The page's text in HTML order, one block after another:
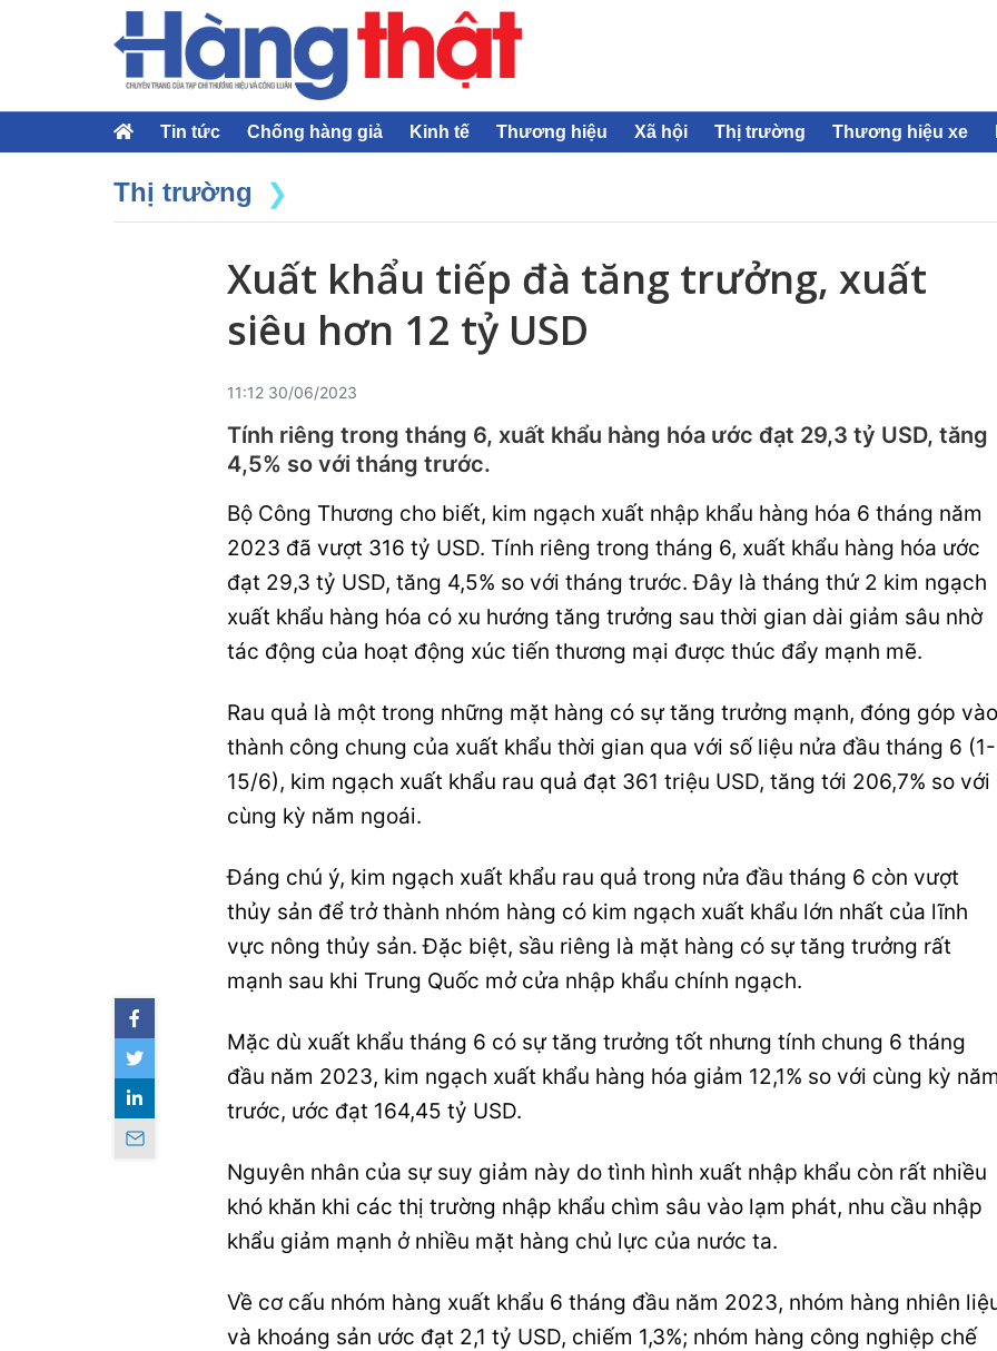
Tin tức Chống hàng giả Kinh tế Thương hiệu Xã hội Thị trường Thương hiệu xe
Thị trường
Xuất khẩu tiếp đà tăng trưởng, xuất
siêu hơn 12 tỷ USD
11:12 30/06/2023
Tính riêng trong tháng 6, xuất khẩu hàng hóa ước đạt 29,3 tỷ USD, tăng
4,5% so với tháng trước.
Bộ Công Thương cho biết, kim ngạch xuất nhập khẩu hàng hóa 6 tháng năm
2023 đã vượt 316 tỷ USD. Tính riêng trong tháng 6, xuất khẩu hàng hóa ước
đạt 29,3 tỷ USD, tăng 4,5% so với tháng trước. Đây là tháng thứ 2 kim ngạch
xuất khẩu hàng hóa có xu hướng tăng trưởng sau thời gian dài giảm sâu nhờ
tác động của hoạt động xúc tiến thương mại được thúc đẩy mạnh mẽ.
Rau quả là một trong những mặt hàng có sự tăng trưởng mạnh, đóng góp vào
thành công chung của xuất khẩu thời gian qua với số liệu nửa đầu tháng 6 (1-
15/6), kim ngạch xuất khẩu rau quả đạt 361 triệu USD, tăng tới 206,7% so với
cùng kỳ năm ngoái.
Đáng chú ý, kim ngạch xuất khẩu rau quả trong nửa đầu tháng 6 còn vượt
thủy sản để trở thành nhóm hàng có kim ngạch xuất khẩu lớn nhất của lĩnh
vực nông thủy sản. Đặc biệt, sầu riêng là mặt hàng có sự tăng trưởng rất
mạnh sau khi Trung Quốc mở cửa nhập khẩu chính ngạch.
Mặc dù xuất khẩu tháng 6 có sự tăng trưởng tốt nhưng tính chung 6 tháng
đầu năm 2023, kim ngạch xuất khẩu hàng hóa giảm 12,1% so với cùng kỳ
trước, ước đạt 164,45 tỷ USD.
Nguyên nhân của sự suy giảm này do tình hình xuất nhập khẩu còn rất nhiều
khó khăn khi các thị trường nhập khẩu chìm sâu vào lạm phát, nhu cầu nhập
khẩu giảm mạnh ở nhiều mặt hàng chủ lực của nước ta.
Về cơ cấu nhóm hàng xuất khẩu 6 tháng đầu năm 2023, nhóm hàng nhiên
và khoáng sản ước đạt 2,1 tỷ USD, chiếm 1,3%; nhóm hàng công nghiệp chế